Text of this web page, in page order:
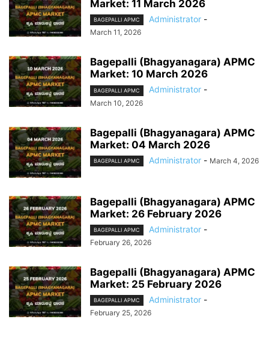
Market: 11 March 2026
BAGEPALLI APMC Administrator -
March 11, 2026
Bagepalli (Bhagyanagara) APMC
Market: 10 March 2026
BAGEPALLI APMC Administrator -
March 10, 2026
Bagepalli (Bhagyanagara) APMC
Market: 04 March 2026
BAGEPALLI APMC Administrator - March 4, 2026
Bagepalli (Bhagyanagara) APMC
Market: 26 February 2026
BAGEPALLI APMC Administrator -
February 26, 2026
Bagepalli (Bhagyanagara) APMC
Market: 25 February 2026
BAGEPALLI APMC Administrator -
February 25, 2026